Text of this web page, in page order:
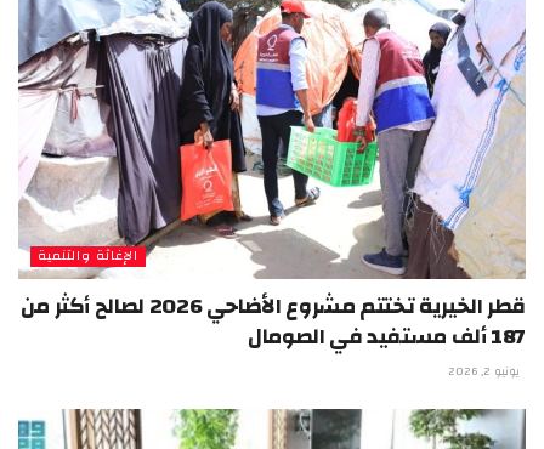
الإغاثة والتنمية
قطر الخيرية تختتم مشروع الأضاحي 2026 لصالح أكثر من
187 ألف مستفيد في الصومال
يونيو 2, 2026